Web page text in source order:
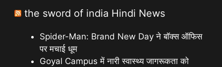
the sword of india Hindi News
Spider-Man: Brand New Day ने बॉक्स ऑफिस
पर मचाई धूम
Goyal Campus में नारी स्वास्थ्य जागरूकता को